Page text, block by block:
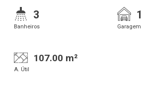
3
Banheiros
1
Garagem
107.00 m²
A. Útil